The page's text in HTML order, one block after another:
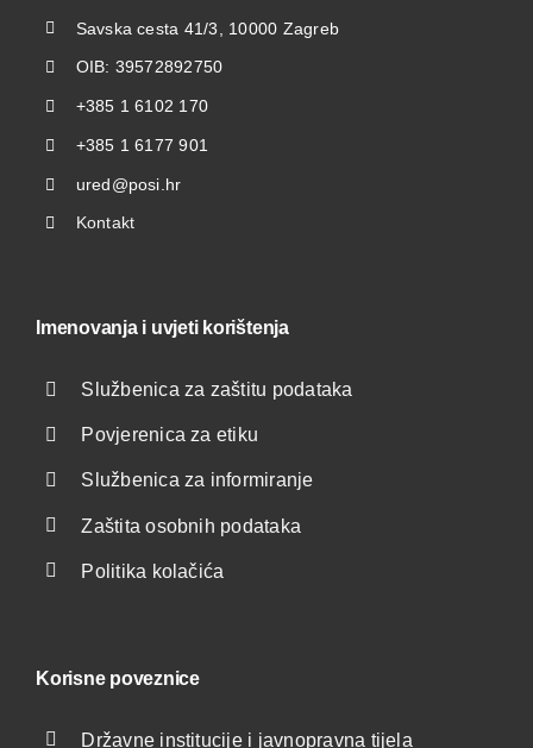
Savska cesta 41/3, 10000 Zagreb
OIB: 39572892750
+385 1 6102 170
+385 1 6177 901
ured@posi.hr
Kontakt
Imenovanja i uvjeti korištenja
Službenica za zaštitu podataka
Povjerenica za etiku
Službenica za informiranje
Zaštita osobnih podataka
Politika kolačića
Korisne poveznice
Državne institucije i javnopravna tijela